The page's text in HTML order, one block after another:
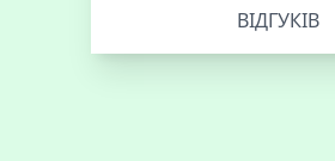
ВІДГУКІВ